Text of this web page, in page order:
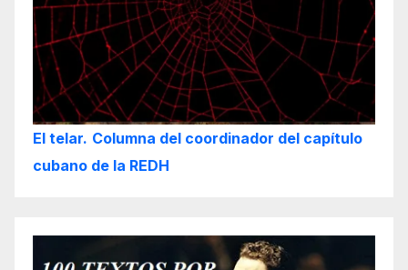
El telar. Columna del coordinador del capítulo
cubano de la REDH